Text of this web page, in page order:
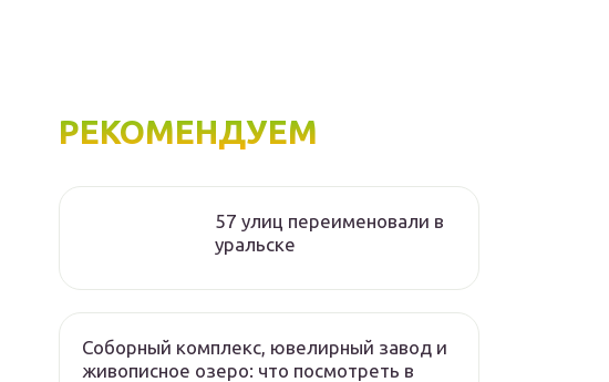
РЕКОМЕНДУЕМ
57 улиц переименовали в
уральске
Соборный комплекс, ювелирный завод и
живописное озеро: что посмотреть в